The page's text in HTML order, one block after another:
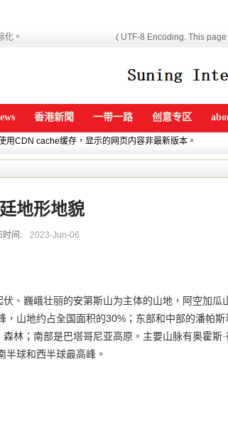
化。 ( UTF-8 Encoding. This
香港新聞 一带一路 创意专区
CDN cache缓存，显示的网页内容非最新版本。
地形地貌
时间: 2023-Jun-06
、巍峨壮丽的安第斯山为主体的山地，阿空加瓜
山地约占全国面积的30%；东部和中部的潘帕斯
林；南部是巴塔哥尼亚高原。主要山脉有奥霍斯
球和西半球最高峰。